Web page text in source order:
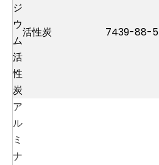
ジ
ウ
ム
活
性
炭
活性炭 7439-88-5
ア
ル
ミ
ナ